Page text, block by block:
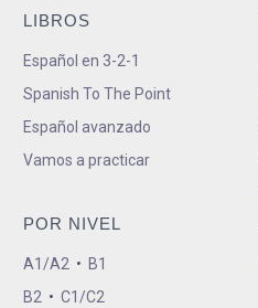
LIBROS
Español en 3-2-1
Spanish To The Point
Español avanzado
Vamos a practicar
POR NIVEL
A1/A2 • B1
B2 • C1/C2